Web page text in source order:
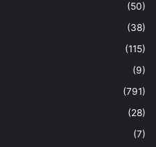
(50)
(38)
(115)
(9)
(791)
(28)
(7)